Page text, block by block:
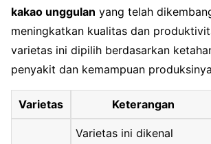
kakao unggulan yang telah
meningkatkan kualitas dan
varietas ini dipilih berdasarkan
penyakit dan kemampuan
Varietas Keterangan
Varietas ini dikenal